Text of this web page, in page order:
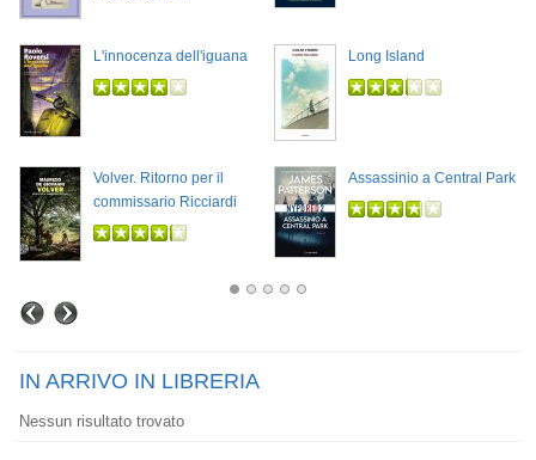
L'innocenza dell'iguana Long Island
Volver. Ritorno per il
commissario Ricciardi
Assassinio a Central Park
IN ARRIVO IN LIBRERIA
Nessun risultato trovato